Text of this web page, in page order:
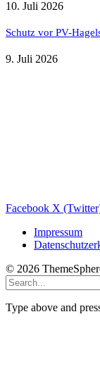
10. Juli 2026
Schutz vor PV-
9. Juli 2026
Facebook X
Impressum
© 2026
Type above and